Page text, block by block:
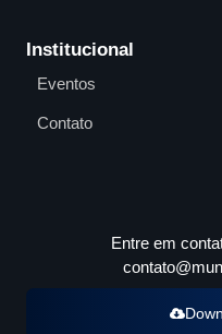
Institucional
Eventos
Contato
Entre em